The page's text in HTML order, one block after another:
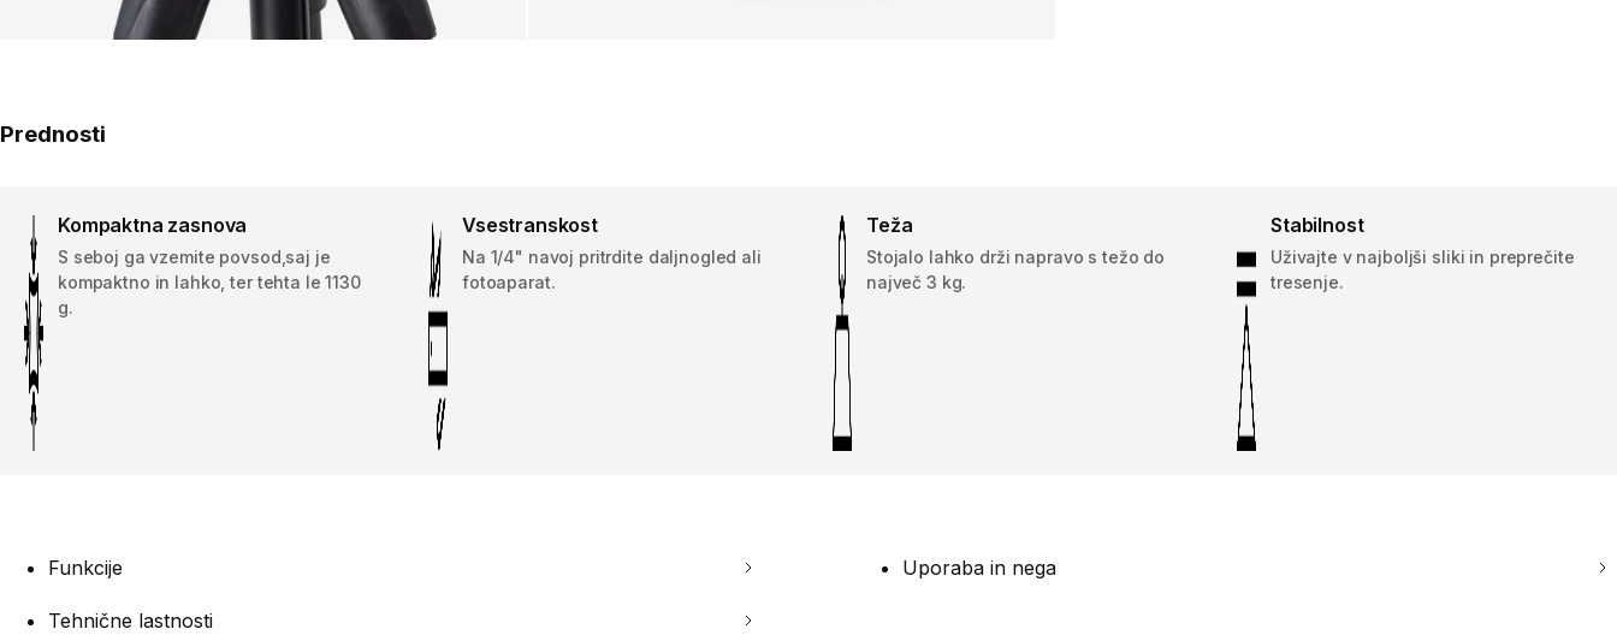
Prednosti
Kompaktna zasnova
S seboj ga vzemite povsod,saj je
kompaktno in lahko, ter tehta le 1130
g.
Vsestranskost
Na 1/4" navoj pritrdite daljnogled ali
fotoaparat.
Teža
Stojalo lahko drži napravo s težo do
največ 3 kg.
Stabilnost
Uživajte v najboljši sliki in preprečite
tresenje.
Funkcije Uporaba in nega
Tehnične lastnosti